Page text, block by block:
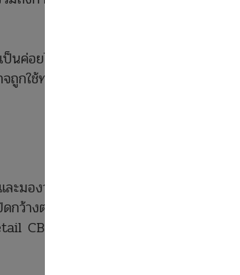
ค่อยไป
กใช้ทดแทน
มองว่าจะ
ว้างต่อการ
CBDC